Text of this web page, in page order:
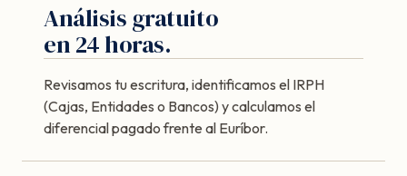
Análisis gratuito
en 24 horas.
Revisamos tu escritura, identificamos el IRPH
(Cajas, Entidades o Bancos) y calculamos el
diferencial pagado frente al Euríbor.